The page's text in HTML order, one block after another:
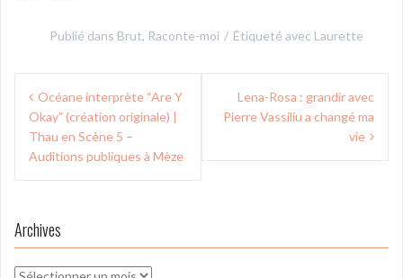
Publié dans Brut, Raconte-moi Étiqueté avec Laurette
Navigation
de
l’article
Océane interprète “Are Y
Okay” (création originale) |
Thau en Scène 5 –
Auditions publiques à Mèze
Lena-Rosa : grandir avec
Pierre Vassiliu a changé ma
vie
Archives
Archives